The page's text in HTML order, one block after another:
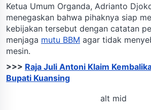
Ketua Umum Organda, Adrianto
menegaskan bahwa pihaknya siap
kebijakan tersebut dengan catatan
menjaga mutu BBM agar tidak
mesin.
>>> Raja Juli Antoni Klaim
Bupati Kuansing
alt mid